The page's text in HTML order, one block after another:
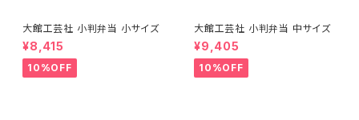
大館工芸社 小判弁当 小サイズ
¥8,415
10%OFF
大館工芸社 小判弁当 中サイズ
¥9,405
10%OFF